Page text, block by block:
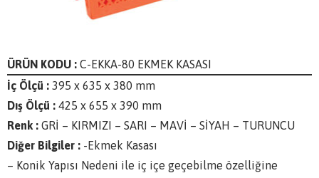
ÜRÜN KODU : C-EKKA-80 EKMEK KASASI
İç Ölçü : 395 x 635 x 380 mm
Dış Ölçü : 425 x 655 x 390 mm
Renk : GRİ – KIRMIZI – SARI – MAVİ – SİYAH – TURUNCU
Diğer Bilgiler : -Ekmek Kasası
– Konik Yapısı Nedeni ile iç içe geçebilme özelliğine